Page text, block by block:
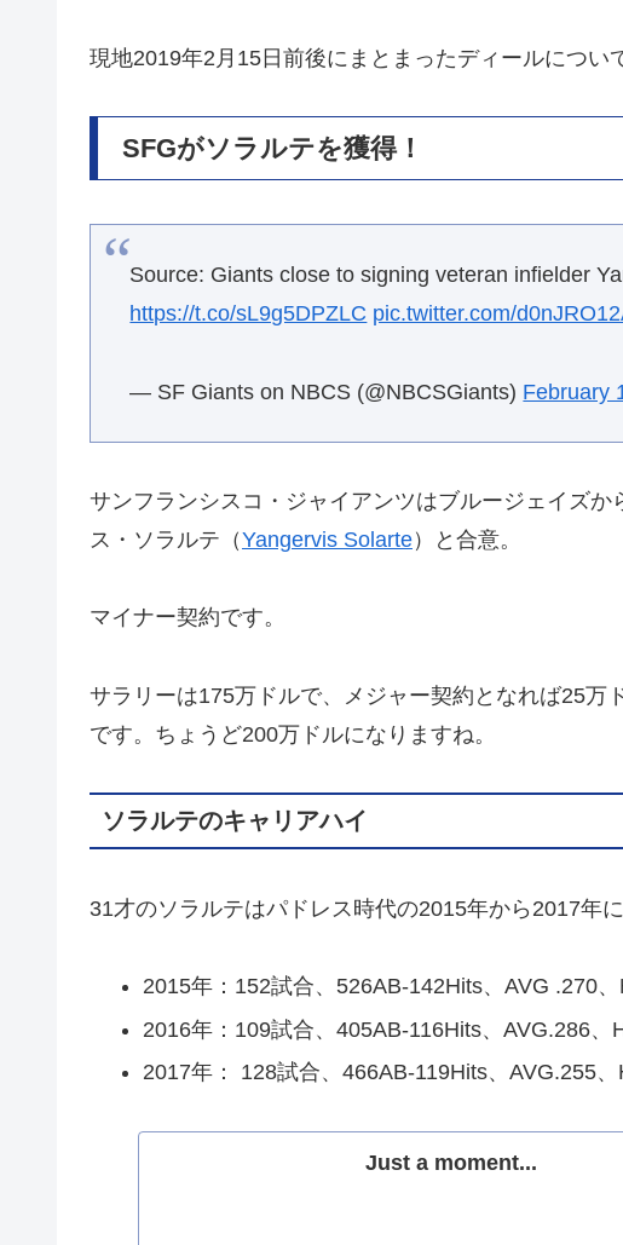
現地2019年2月15日前後にまとまったディールについ
SFGがソラルテを獲得！
Source: Giants close to signing veteran infielder
https://t.co/sL9g5DPZLC pic.twitter.com/
— SF Giants on NBCS (@NBCSGiants) February
サンフランシスコ・ジャイアンツはブルージェイズ
ス・ソラルテ（Yangervis Solarte）と合意。
マイナー契約です。
サラリーは175万ドルで、メジャー契約となれば25万
です。ちょうど200万ドルになりますね。
ソラルテのキャリアハイ
31才のソラルテはパドレス時代の2015年から2017年に
2015年：152試合、526AB-142Hits、AVG .270
2016年：109試合、405AB-116Hits、AVG.286、
2017年： 128試合、466AB-119Hits、AVG.255
Just a moment...